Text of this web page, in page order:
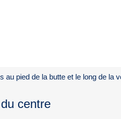
au pied de la butte et le long de la
centre